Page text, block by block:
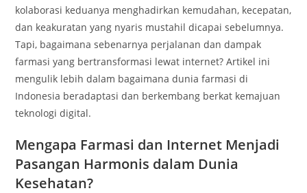
kolaborasi keduanya menghadirkan kemudahan, kecepatan,
dan keakuratan yang nyaris mustahil dicapai sebelumnya.
Tapi, bagaimana sebenarnya perjalanan dan dampak
farmasi yang bertransformasi lewat internet? Artikel ini
mengulik lebih dalam bagaimana dunia farmasi di
Indonesia beradaptasi dan berkembang berkat kemajuan
teknologi digital.
Mengapa Farmasi dan Internet Menjadi
Pasangan Harmonis dalam Dunia
Kesehatan?